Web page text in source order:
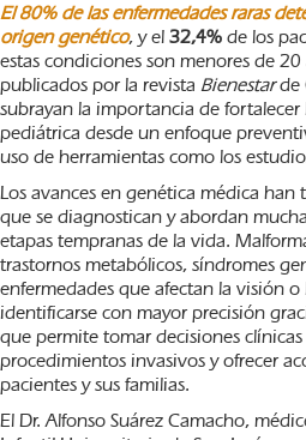
El 80% de las enfermedades raras
origen genético, y el 32,4% de los
estas condiciones son menores de
publicados por la revista Bienestarde
subrayan la importancia de fortalecer
pediátrica desde un enfoque
uso de herramientas como los
Los avances en genética médica han
que se diagnostican y abordan
etapas tempranas de la vida.
trastornos metabólicos, síndromes
enfermedades que afectan la visión
identificarse con mayor precisión
que permite tomar decisiones
procedimientos invasivos y ofrecer
pacientes y sus familias.
El Dr. Alfonso Suárez Camacho,